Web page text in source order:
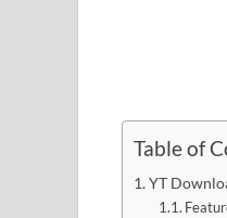
Table of
YT